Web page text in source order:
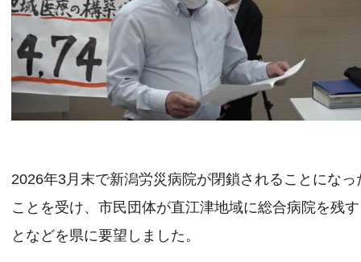
2026年3月末で新潟労災病院が閉鎖されることになっ
ことを受け、市民団体が直江津地域に総合病院を残
となどを県に要望しました。